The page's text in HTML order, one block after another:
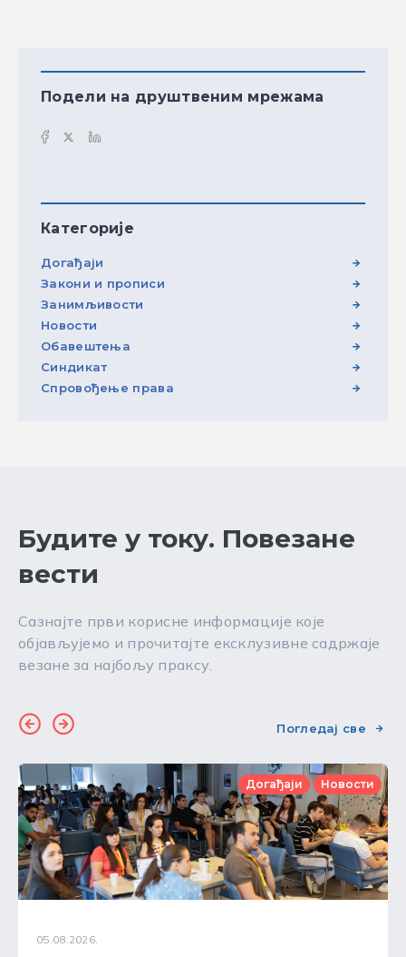
Подели на друштвеним мрежама
Категорије
Догађаји
Закони и прописи
Занимљивости
Новости
Обавештења
Синдикат
Спровођење права
Будите у току. Повезане
вести
Сазнајте први корисне информације које
објављујемо и прочитајте ексклузивне садржаје
везане за најбољу праксу.
Погледај све
Догађаји Новости
05.08.2026.